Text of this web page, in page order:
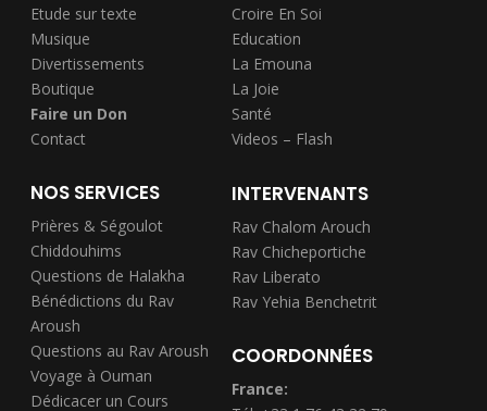
Etude sur texte
Musique
Divertissements
Boutique
Faire un Don
Contact
Croire En Soi
Education
La Emouna
La Joie
Santé
Videos – Flash
NOS SERVICES
Prières & Ségoulot
Chiddouhims
Questions de Halakha
Bénédictions du Rav
Aroush
Questions au Rav Aroush
Voyage à Ouman
Dédicacer un Cours
INTERVENANTS
Rav Chalom Arouch
Rav Chicheportiche
Rav Liberato
Rav Yehia Benchetrit
COORDONNÉES
France: